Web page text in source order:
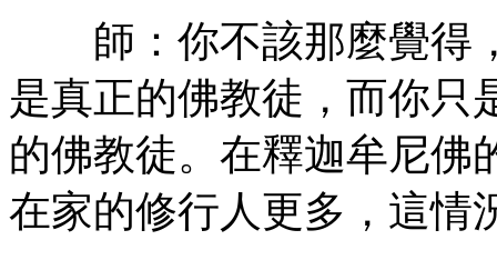
師：你不該那麼覺得
是真正的佛教徒，而你只
的佛教徒。在釋迦牟尼佛
在家的修行人更多，這情